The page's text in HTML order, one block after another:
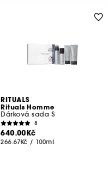
RITUALS
Rituals Homme
Dárková sada S
8
640.00Kč
266.67Kč / 100ml